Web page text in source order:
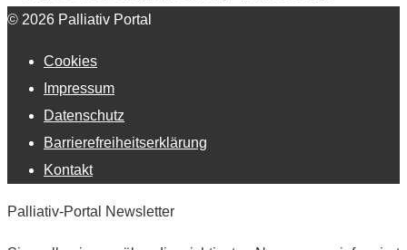
© 2026 Palliativ Portal
Cookies
Impressum
Datenschutz
Barrierefreiheitserklärung
Kontakt
Palliativ-Portal Newsletter